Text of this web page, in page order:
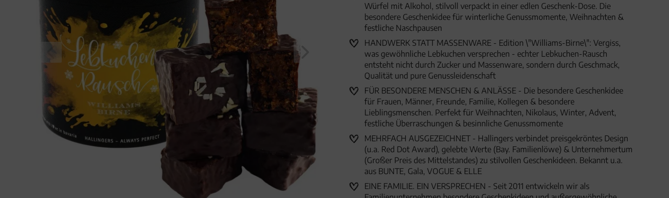
Würfel mit Alkohol, stilvoll verpackt in einer edlen Geschenk-Dose. Die
besondere Geschenkidee für winterliche Genussmomente, Weihnachten &
festliche Naschpausen
HANDWERK STATT MASSENWARE - Edition \"Williams-Birne\": Vergiss,
was gewöhnliche Lebkuchen versprechen - echter Lebkuchen-Rausch
entsteht nicht durch Zucker und Massenware, sondern durch Geschmack,
Qualität und pure Genussleidenschaft
FÜR BESONDERE MENSCHEN & ANLÄSSE - Die besondere Geschenkidee
für Frauen, Männer, Freunde, Familie, Kollegen & besondere
Lieblingsmenschen. Perfekt für Weihnachten, Nikolaus, Winter, Advent,
festliche Überraschungen & besinnliche Genussmomente
MEHRFACH AUSGEZEICHNET - Hallingers verbindet preisgekröntes Design
(u.a. Red Dot Award), gelebte Werte (Bay. Familienlöwe) & Unternehmertum
(Großer Preis des Mittelstandes) zu stilvollen Geschenkideen. Bekannt u.a.
aus BUNTE, Gala, VOGUE & ELLE
EINE FAMILIE. EIN VERSPRECHEN - Seit 2011 entwickeln wir als
Geburtstag